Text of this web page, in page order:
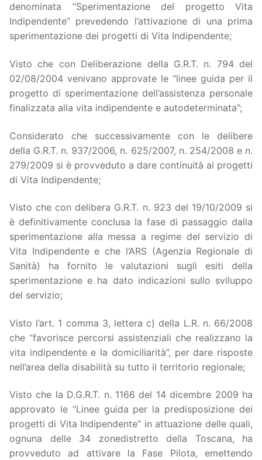
denominata “Sperimentazione del progetto Vita
Indipendente” prevedendo l’attivazione di una prima
sperimentazione dei progetti di Vita Indipendente;
Visto che con Deliberazione della G.R.T. n. 794 del
02/08/2004 venivano approvate le “linee guida per il
progetto di sperimentazione dell’assistenza personale
finalizzata alla vita indipendente e autodeterminata”;
Considerato che successivamente con le delibere
della G.R.T. n. 937/2006, n. 625/2007, n. 254/2008 e n.
279/2009 si è provveduto a dare continuità ai progetti
di Vita Indipendente;
Visto che con delibera G.R.T. n. 923 del 19/10/2009 si
è definitivamente conclusa la fase di passaggio dalla
sperimentazione alla messa a regime del servizio di
Vita Indipendente e che l’ARS (Agenzia Regionale di
Sanità) ha fornito le valutazioni sugli esiti della
sperimentazione e ha dato indicazioni sullo sviluppo
del servizio;
Visto l’art. 1 comma 3, lettera c) della L.R. n. 66/2008
che “favorisce percorsi assistenziali che realizzano la
vita indipendente e la domiciliarità”, per dare risposte
nell’area della disabilità su tutto il territorio regionale;
Visto che la D.G.R.T. n. 1166 del 14 dicembre 2009 ha
approvato le “Linee guida per la predisposizione dei
progetti di Vita Indipendente” in attuazione delle quali,
ognuna delle 34 zonedistretto della Toscana, ha
provveduto ad attivare la Fase Pilota, emettendo